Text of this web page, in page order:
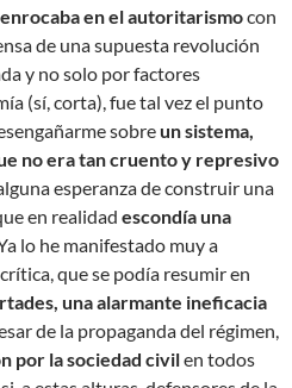
en el autoritarismocon
de una supuesta revolución
y no solo por factores
(sí, corta), fue tal vez el punto
sobreun sistema,
no era tan cruento y represivo
esperanza de construir una
en realidad escondía una
Ya lo he manifestado muy a
que se podía resumir en
una alarmante ineficacia
de la propaganda del régimen,
por la sociedad civilen todos